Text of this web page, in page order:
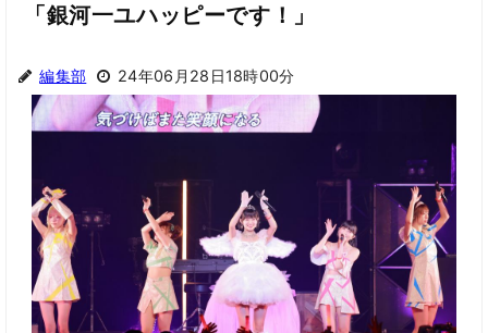
「銀河一ユハッピーです！」
編集部 24年06月28日18時00分